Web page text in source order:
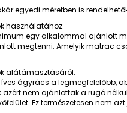
egyedi méretben is
használatához:
egy alkalommal ajánlott
megtenni. Amelyik matrac
alátámasztásáról:
ágyrács a legmegfelelőbb,
nem ajánlottak a rugó
Ez természetesen